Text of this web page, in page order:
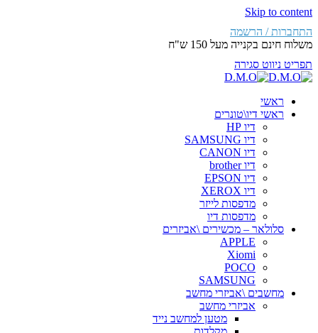
Skip to content
התחברות / הרשמה
משלוח חינם בקנייה מעל 150 ש"ח
תפריט ניווט סגירה
ראשי
ראשי דיו\טונרים
דיו HP
דיו SAMSUNG
דיו CANON
דיו brother
דיו EPSON
דיו XEROX
מדפסות לייזר
מדפסות דיו
סלולאר – מכשירים \אביזרים
APPLE
Xiomi
POCO
SAMSUNG
מחשבים \אביזרי מחשב
אביזרי מחשב
מטען למחשב נייד